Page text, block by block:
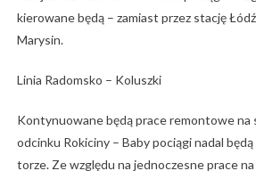
kierowane będą – zamiast przez stację
Marysin.
Linia Radomsko – Koluszki
Kontynuowane będą prace remontowe na
odcinku Rokiciny – Baby pociągi nadal
torze. Ze względu na jednoczesne prace